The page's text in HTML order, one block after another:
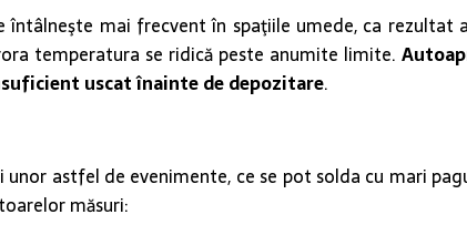
mai frecvent în spaţiile umede, ca
temperatura se ridică peste anumite limite.
uscat înainte de depozitare.
astfel de evenimente, ce se pot solda cu mari
măsuri: